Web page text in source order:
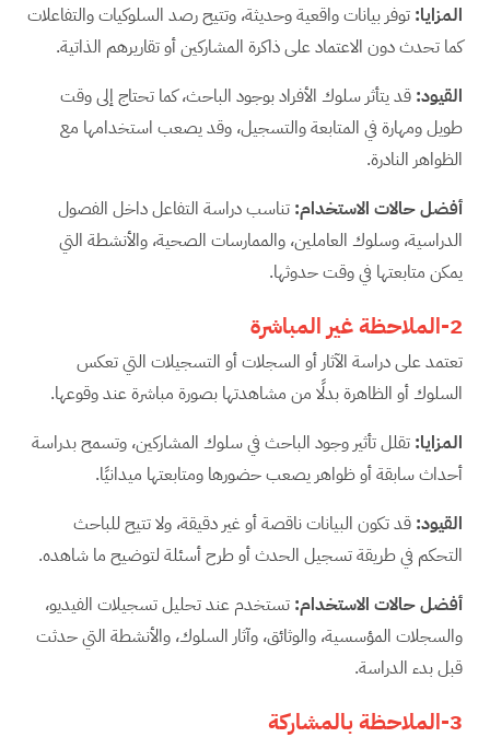
المزايا: توفر بيانات واقعية وحديثة، وتتيح رصد السلوكيات والتفاعلات
كما تحدث دون الاعتماد على ذاكرة المشاركين أو تقاريرهم الذاتية.
القيود: قد يتأثر سلوك الأفراد بوجود الباحث، كما تحتاج إلى وقت
طويل ومهارة في المتابعة والتسجيل، وقد يصعب استخدامها مع
الظواهر النادرة.
أفضل حالات الاستخدام: تناسب دراسة التفاعل داخل الفصول
الدراسية، وسلوك العاملين، والممارسات الصحية، والأنشطة التي
يمكن متابعتها في وقت حدوثها.
2-الملاحظة غير المباشرة
تعتمد على دراسة الآثار أو السجلات أو التسجيلات التي تعكس
السلوك أو الظاهرة بدلًا من مشاهدتها بصورة مباشرة عند وقوعها.
المزايا: تقلل تأثير وجود الباحث في سلوك المشاركين، وتسمح بدراسة
أحداث سابقة أو ظواهر يصعب حضورها ومتابعتها ميدانيًا.
القيود: قد تكون البيانات ناقصة أو غير دقيقة، ولا تتيح للباحث
التحكم في طريقة تسجيل الحدث أو طرح أسئلة لتوضيح ما شاهده.
أفضل حالات الاستخدام: تستخدم عند تحليل تسجيلات الفيديو،
والسجلات المؤسسية، والوثائق، وآثار السلوك، والأنشطة التي حدثت
قبل بدء الدراسة.
3-الملاحظة بالمشاركة